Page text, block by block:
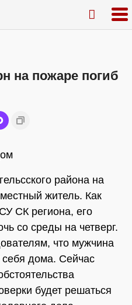
на пожаре погиб
района на
житель. Как
СК региона, его
со среды на четверг.
что мужчина
себя дома. Сейчас
будет решаться